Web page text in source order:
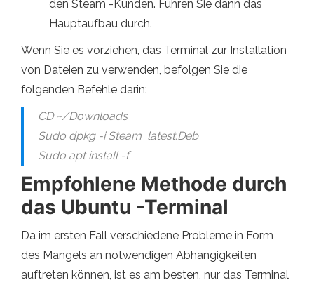
den Steam -Kunden. Führen Sie dann das
Hauptaufbau durch.
Wenn Sie es vorziehen, das Terminal zur Installation
von Dateien zu verwenden, befolgen Sie die
folgenden Befehle darin:
CD ~/Downloads
Sudo dpkg -i Steam_latest.Deb
Sudo apt install -f
Empfohlene Methode durch
das Ubuntu -Terminal
Da im ersten Fall verschiedene Probleme in Form
des Mangels an notwendigen Abhängigkeiten
auftreten können, ist es am besten, nur das Terminal